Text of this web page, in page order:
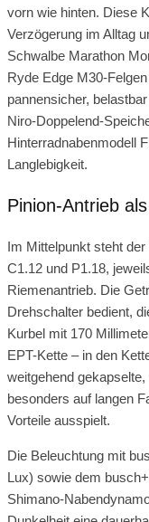
vorn wie hinten. Diese
Verzögerung im Alltag
Schwalbe Marathon
Ryde Edge M30-
pannensicher,
Niro-Doppelend-
Hinterradnabenmodell
Langlebigkeit.
Pinion-Antrieb
Im Mittelpunkt steht
C1.12 und P1.18,
Riemenantrieb. Die
Drehschalter bedient,
Kurbel mit 170
EPT-Kette – in den
weitgehend
besonders auf langen
Vorteile ausspielt.
Die Beleuchtung mit
Lux) sowie dem
Shimano-